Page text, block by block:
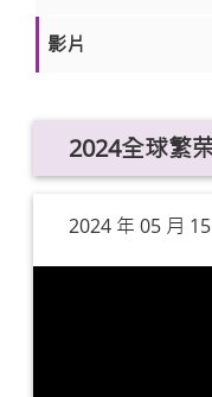
影片
2024全球繁
2024 年 05 月